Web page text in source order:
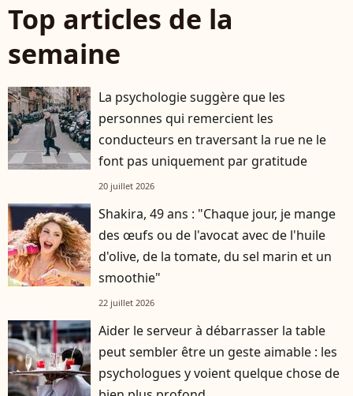
Top articles de la
semaine
La psychologie suggère que les
personnes qui remercient les
conducteurs en traversant la rue ne le
font pas uniquement par gratitude
20 juillet 2026
Shakira, 49 ans : "Chaque jour, je mange
des œufs ou de l'avocat avec de l'huile
d'olive, de la tomate, du sel marin et un
smoothie"
22 juillet 2026
Aider le serveur à débarrasser la table
peut sembler être un geste aimable : les
psychologues y voient quelque chose de